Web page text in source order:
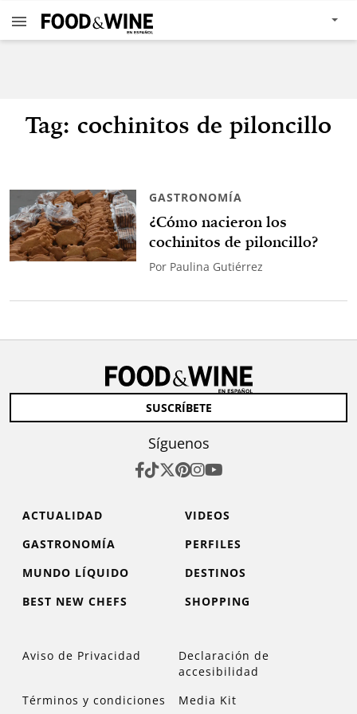
Tag: cochinitos de piloncillo
GASTRONOMÍA
¿Cómo nacieron los
cochinitos de piloncillo?
Por Paulina Gutiérrez
SUSCRÍBETE
Síguenos
ACTUALIDAD
VIDEOS
GASTRONOMÍA
PERFILES
MUNDO LÍQUIDO
DESTINOS
BEST NEW CHEFS
SHOPPING
Aviso de Privacidad
Declaración de
accesibilidad
Términos y condiciones
Media Kit